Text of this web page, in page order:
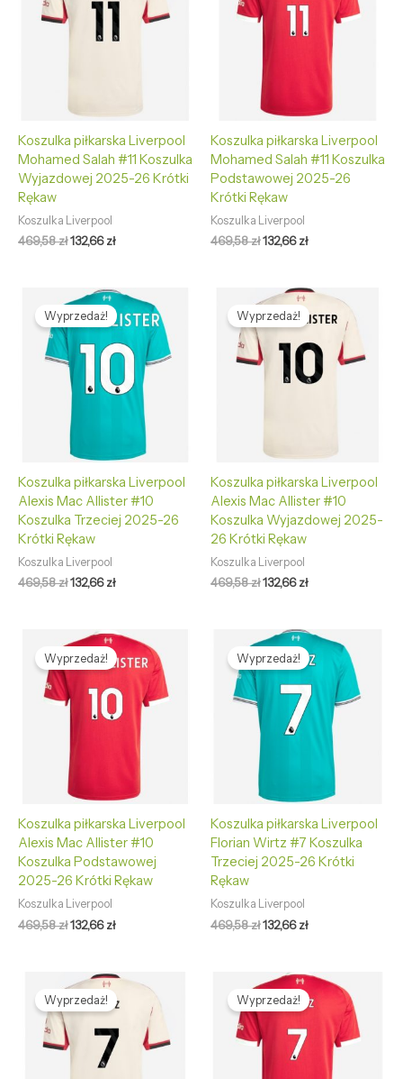
Koszulka piłkarska Liverpool
Mohamed Salah #11 Koszulka
Wyjazdowej 2025-26 Krótki
Rękaw
Koszulka Liverpool
469,58zł132,66zł
Koszulka piłkarska Liverpool
Mohamed Salah #11 Koszulka
Podstawowej 2025-26
Krótki Rękaw
Koszulka Liverpool
469,58zł132,66zł
Wyprzedaż!
Koszulka piłkarska Liverpool
Alexis Mac Allister #10
Koszulka Trzeciej 2025-26
Krótki Rękaw
Koszulka Liverpool
469,58zł
Pierwotna
cena
wynosiła:
469,58 zł.
132,66zł
Aktualna
cena
wynosi:
132,66 zł.
Wyprzedaż!
Koszulka piłkarska Liverpool
Alexis Mac Allister #10
Koszulka Wyjazdowej 2025-
26 Krótki Rękaw
Koszulka Liverpool
469,58zł
Pierwotna
cena
wynosiła:
469,58 zł.
132,66zł
Aktualna
cena
wynosi:
132,66 zł.
Wyprzedaż!
Koszulka piłkarska Liverpool
Alexis Mac Allister #10
Koszulka Podstawowej
2025-26 Krótki Rękaw
Koszulka Liverpool
469,58zł
Pierwotna
cena
wynosiła:
132,66zł
Aktualna
cena
wynosi:
132,66 zł.
Wyprzedaż!
Koszulka piłkarska Liverpool
Florian Wirtz #7 Koszulka
Trzeciej 2025-26 Krótki
Rękaw
Koszulka Liverpool
469,58zł
Pierwotna
cena
wynosiła:
469,58 zł.
132,66zł
Aktualna
cena
wynosi:
132,66 zł.
Wyprzedaż!
Pierwotna
cena
wynosiła:
Aktualna
cena
wynosi:
132,66 zł.
Wyprzedaż!
Pierwotna
cena
wynosiła:
Aktualna
cena
wynosi:
132,66 zł.